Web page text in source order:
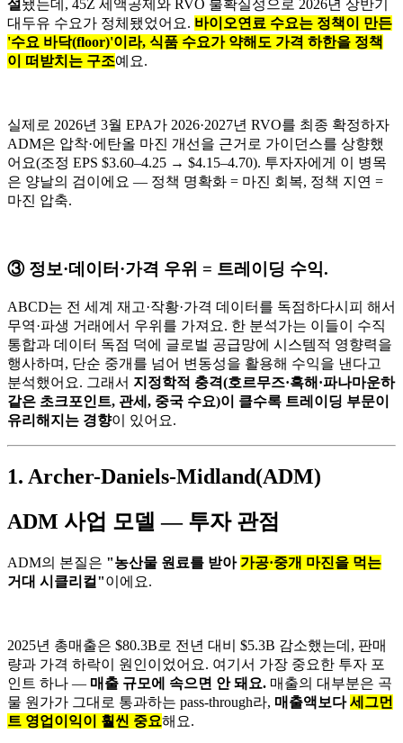
설 됐는데, 45Z 세액공제와 RVO 불확실성으로 2026년 상반기
대두유 수요가 정체됐었어요. 바이오연료 수요는 정책이 만든
'수요 바닥(floor)'이라, 식품 수요가 약해도 가격 하한을 정책
이 떠받치는 구조예요.
실제로 2026년 3월 EPA가 2026·2027년 RVO를 최종 확정하자
ADM은 압착·에탄올 마진 개선을 근거로 가이던스를 상향했
어요(조정 EPS $3.60–4.25 → $4.15–4.70). 투자자에게 이 병목
은 양날의 검이에요 — 정책 명확화 = 마진 회복, 정책 지연 =
마진 압축.
③ 정보·데이터·가격 우위 = 트레이딩 수익.
ABCD는 전 세계 재고·작황·가격 데이터를 독점하다시피 해서
무역·파생 거래에서 우위를 가져요. 한 분석가는 이들이 수직
통합과 데이터 독점 덕에 글로벌 공급망에 시스템적 영향력을
행사하며, 단순 중개를 넘어 변동성을 활용해 수익을 낸다고
분석했어요. 그래서 지정학적 충격(호르무즈·흑해·파나마운하
같은 초크포인트, 관세, 중국 수요)이 클수록 트레이딩 부문이
유리해지는 경향이 있어요.
1. Archer-Daniels-Midland(ADM)
ADM 사업 모델 — 투자 관점
ADM의 본질은 "농산물 원료를 받아 가공·중개 마진을 먹는
거대 시클리컬"이에요.
2025년 총매출은 $80.3B로 전년 대비 $5.3B 감소했는데, 판매
량과 가격 하락이 원인이었어요. 여기서 가장 중요한 투자 포
인트 하나 — 매출 규모에 속으면 안 돼요. 매출의 대부분은 곡
물 원가가 그대로 통과하는 pass-through라, 매출액보다세그먼
트 영업이익이 훨씬 중요해요.